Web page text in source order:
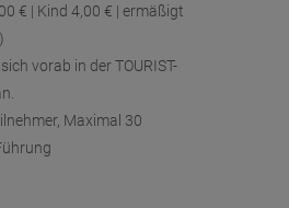
€ | Kind 4,00 € | ermäßigt
vorab in der TOURIST-
Maximal 30